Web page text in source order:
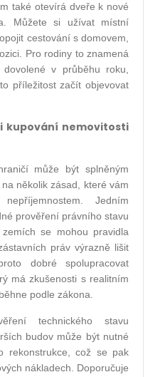
také otevírá dveře k nové
Můžete si užívat místní
cestování s domovem,
Pro rodiny to znamená
v průběhu roku,
příležitost začít objevovat
kupování nemovitosti
může být splněným
několik zásad, které vám
Jedním
prověření právního stavu
se mohou pravidla
práv výrazně lišit
dobré spolupracovat
má zkušenosti s realitním
podle zákona.
technického stavu
budov může být nutné
rekonstrukce, což se pak
nákladech. Doporučuje